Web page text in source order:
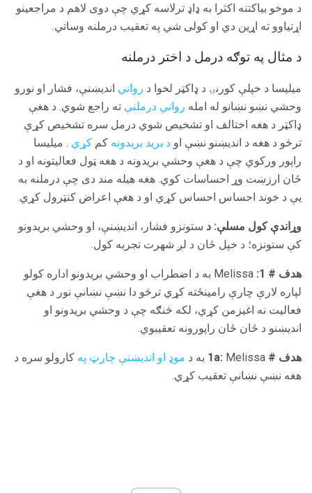
د موخو بیاکتنه اکثرا به ډاډ ترلاسه کړي چې دوی لاهم د مراجعینو
اړتیاوو ته اړین دي او کولی شي په تعقیب درملنه وساتي.
د مثال په توګه درمل د اختر درملنه
میلیسا د خپلې کورنۍ د ډاکټر لخوا د رواني اندیښنې، فشار او نورو
وحشي نښو نښانو له امله رواني درملنې ته راجع شوي. د هغې
ډاکټر د هغه اختالف او تشخیص شوي درمل سره تشخیص کړې
ترڅو د هغه د اندیښنو نښې او د برید بریدونه کم کړي . میلیسا
راپور ورکوي چې د هغې وحشي بریدونه د هغه ټول فعالیتونه او د
ځان ارزښت وړ احساسات کوي. هغه هیله مند دی چې درملنه به
یې د خوند احساس احساس کړي او د هغې اعراض کنټرول کړي.
وړاندې کول مسلې: د ستونزو فشار، اندیښنې، او وحشي بریدونو
کې ستونزه؛ د خپل ځان د لږ شهرت تجربه کول.
هدف # 1:
Melissa به د اضطراب او وحشي بریدونو اداره کولو
لپاره لارې چارې رامینځته کړي ترڅو دا نښې نښانې نور د هغې
فعالیت نه اغیزمن کړي، لکه څنګه چې د وحشي بریدونو او
اندیښنو د ځان ځان راپورونه تعقیبوي.
هدف # 1a: Melissa به د موډ او اندیښنې چارټ په کارولو سره د
هغه نښې نښانې تعقیب کړي.